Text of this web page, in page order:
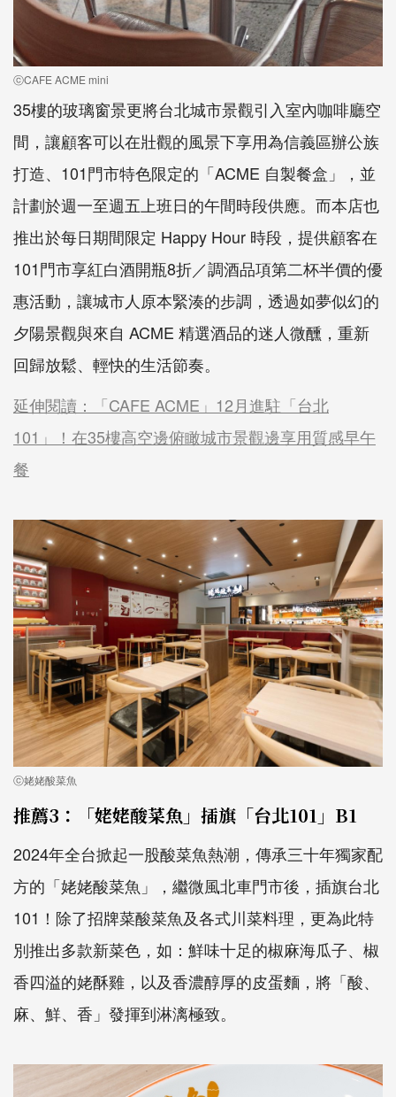
ⓒCAFE ACME mini
35樓的玻璃窗景更將台北城市景觀引入室內咖啡廳空
間，讓顧客可以在壯觀的風景下享用為信義區辦公族
打造、101門市特色限定的「ACME 自製餐盒」，並
計劃於週一至週五上班日的午間時段供應。而本店也
推出於每日期間限定 Happy Hour 時段，提供顧客在
101門市享紅白酒開瓶8折／調酒品項第二杯半價的優
惠活動，讓城市人原本緊湊的步調，透過如夢似幻的
夕陽景觀與來自 ACME 精選酒品的迷人微醺，重新
回歸放鬆、輕快的生活節奏。
延伸閱讀：「CAFE ACME」12月進駐「台北
101」！在35樓高空邊俯瞰城市景觀邊享用質感早午
餐
ⓒ姥姥酸菜魚
推薦3：「姥姥酸菜魚」插旗「台北101」B1
2024年全台掀起一股酸菜魚熱潮，傳承三十年獨家配
方的「姥姥酸菜魚」，繼微風北車門市後，插旗台北
101！除了招牌菜酸菜魚及各式川菜料理，更為此特
別推出多款新菜色，如：鮮味十足的椒麻海瓜子、椒
香四溢的姥酥雞，以及香濃醇厚的皮蛋麵，將「酸、
麻、鮮、香」發揮到淋漓極致。